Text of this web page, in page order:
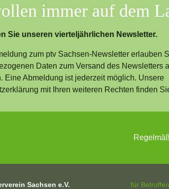
immer auf dem
Sie unseren vierteljährlichen Newsletter.
zum ptv Sachsen-Newsletter erlauben
Daten zum Versand des Newsletters
Eine Abmeldung ist jederzeit möglich. Unsere
mit Ihren weiteren Rechten finden
Sachsen e.V.
für